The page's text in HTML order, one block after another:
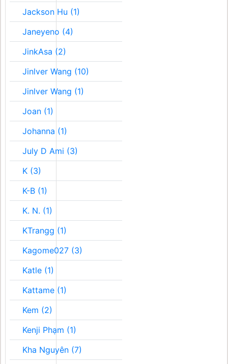
Jackson Hu (1)
Janeyeno (4)
JinkAsa (2)
Jinlver Wang (10)
Jinlver Wang (1)
Joan (1)
Johanna (1)
July D Ami (3)
K (3)
K-B (1)
K. N. (1)
KTrangg (1)
Kagome027 (3)
Katle (1)
Kattame (1)
Kem (2)
Kenji Phạm (1)
Kha Nguyên (7)